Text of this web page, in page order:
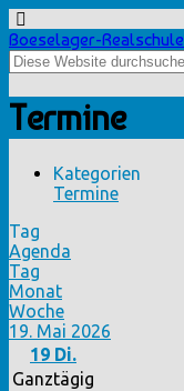
Boeselager-Realschule
Termine
Kategorien
Termine
Tag
Agenda
Tag
Monat
Woche
19. Mai 2026
19 Di.
Ganztägig